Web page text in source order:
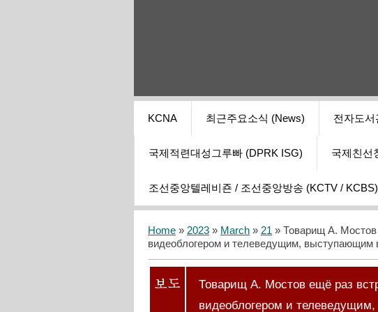
KCNA 최근주요소식 (News) 전자도서
국제적련대성그루빠 (DPRK ISG) 국제친선
조선중앙텔레비죤 / 조선중앙방송 (KCTV / KCBS)
Home » 2023 » March » 21 » Товарищ А. Мостов
видеоблогером и телеведущим,
Товарищ А. Мостов ещё раз
видеоблогером и